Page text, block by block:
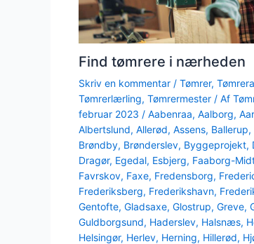
Find tømrere i nærheden
Skriv en kommentar / Tømrer,
Tømrerlærling, Tømrermester / Af
februar 2023 / Aabenraa, Aalborg,
Albertslund, Allerød, Assens, Ballerup,
Brøndby, Brønderslev, Byggeprojekt,
Dragør, Egedal, Esbjerg, Faaborg-
Favrskov, Faxe, Fredensborg,
Frederiksberg, Frederikshavn,
Gentofte, Gladsaxe, Glostrup, Greve,
Guldborgsund, Haderslev, Halsnæs,
Helsingør, Herlev, Herning, Hillerød,